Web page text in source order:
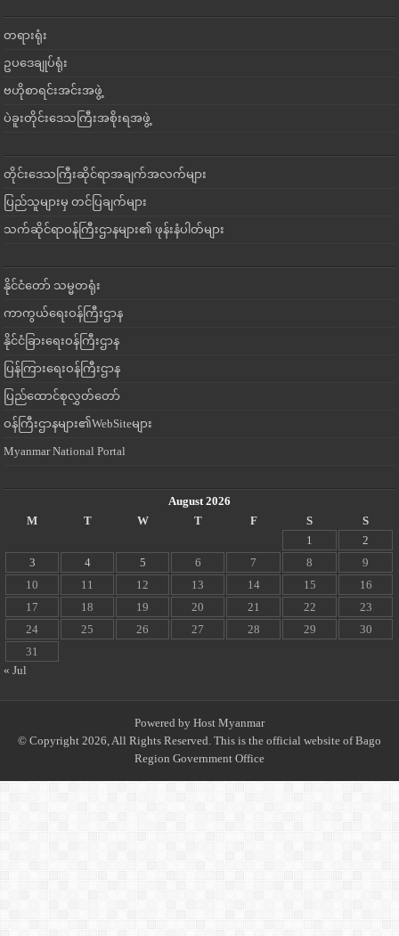
တရားရုံး
ဥပဒေချုပ်ရုံး
ဗဟိုစာရင်းအင်းအဖွဲ့
ပဲခူးတိုင်းဒေသကြီးအစိုးရအဖွဲ့
တိုင်းဒေသကြီးဆိုင်ရာအချက်အလက်များ
ပြည်သူများမှ တင်ပြချက်များ
သက်ဆိုင်ရာဝန်ကြီးဌာနများ၏ ဖုန်းနံပါတ်များ
နိုင်ငံတော် သမ္မတရုံး
ကာကွယ်ရေးဝန်ကြီးဌာန
နိုင်ငံခြားရေးဝန်ကြီးဌာန
ပြန်ကြားရေးဝန်ကြီးဌာန
ပြည်ထောင်စုလွှတ်တော်
ဝန်ကြီးဌာနများ၏WebSiteများ
Myanmar National Portal
August 2026
M
T W T F S
S
1
2
3
4 5 6 7 8
9
10
11 12 13 14 15
16
17
18 19 20 21 22
23
24
25 26 27 28 29
30
31
« Jul
Powered by Host Myanmar
© Copyright 2026, All Rights Reserved. This is the official website of Bago
Region Government Office